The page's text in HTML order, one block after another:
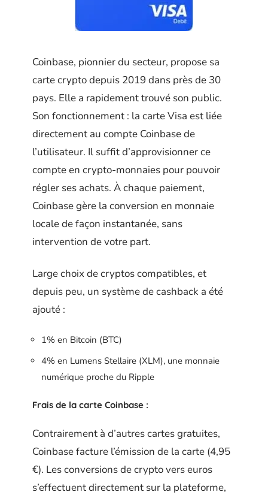
Coinbase, pionnier du secteur, propose sa
carte crypto depuis 2019 dans près de 30
pays. Elle a rapidement trouvé son public.
Son fonctionnement : la carte Visa est liée
directement au compte Coinbase de
l’utilisateur. Il suffit d’approvisionner ce
compte en crypto-monnaies pour pouvoir
régler ses achats. À chaque paiement,
Coinbase gère la conversion en monnaie
locale de façon instantanée, sans
intervention de votre part.
Large choix de cryptos compatibles, et
depuis peu, un système de cashback a été
ajouté :
1% en Bitcoin (BTC)
4% en Lumens Stellaire (XLM), une monnaie
numérique proche du Ripple
Frais de la carte Coinbase :
Contrairement à d’autres cartes gratuites,
Coinbase facture l’émission de la carte (4,95
€). Les conversions de crypto vers euros
s’effectuent directement sur la plateforme,